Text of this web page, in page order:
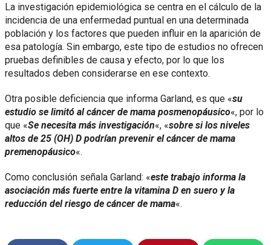
La investigación epidemiológica se centra en el cálculo de la
incidencia de una enfermedad puntual en una determinada
población y los factores que pueden influir en la aparición de
esa patología. Sin embargo, este tipo de estudios no ofrecen
pruebas definibles de causa y efecto, por lo que los
resultados deben considerarse en ese contexto.
Otra posible deficiencia que informa Garland, es que «su
estudio se limitó al cáncer de mama posmenopáusico«, por lo
que «Se necesita más investigación«, «sobre si los niveles
altos de 25 (OH) D podrían prevenir el cáncer de mama
premenopáusico«.
Como conclusión señala Garland: «este trabajo informa la
asociación más fuerte entre la vitamina D en suero y la
reducción del riesgo de cáncer de mama«.